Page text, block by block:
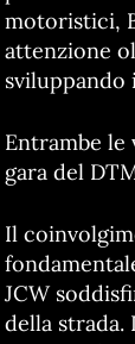
motoristici,
attenzione
sviluppando
Entrambe le
gara del
Il
JCW
della